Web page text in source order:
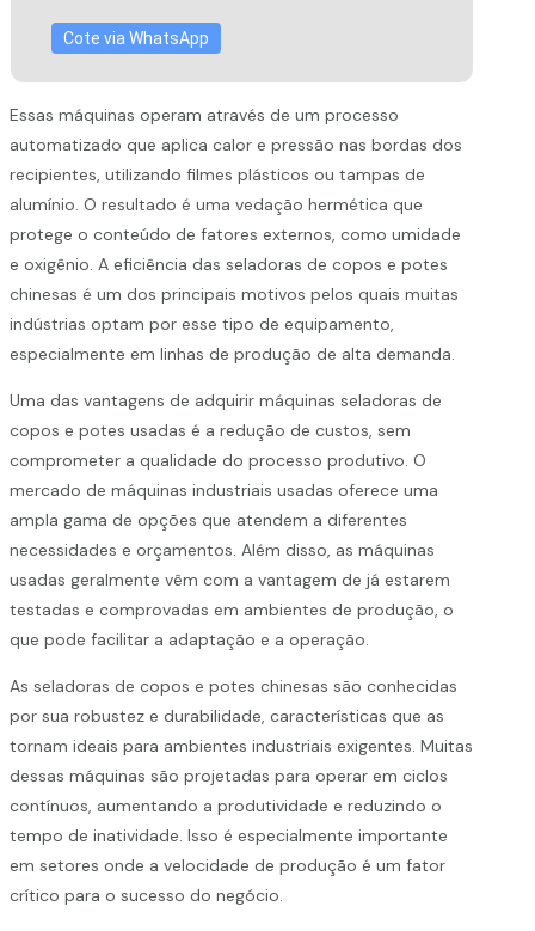
Cote via WhatsApp
Essas máquinas operam através de um processo
automatizado que aplica calor e pressão nas bordas dos
recipientes, utilizando filmes plásticos ou tampas de
alumínio. O resultado é uma vedação hermética que
protege o conteúdo de fatores externos, como umidade
e oxigênio. A eficiência das seladoras de copos e potes
chinesas é um dos principais motivos pelos quais muitas
indústrias optam por esse tipo de equipamento,
especialmente em linhas de produção de alta demanda.
Uma das vantagens de adquirir máquinas seladoras de
copos e potes usadas é a redução de custos, sem
comprometer a qualidade do processo produtivo. O
mercado de máquinas industriais usadas oferece uma
ampla gama de opções que atendem a diferentes
necessidades e orçamentos. Além disso, as máquinas
usadas geralmente vêm com a vantagem de já estarem
testadas e comprovadas em ambientes de produção, o
que pode facilitar a adaptação e a operação.
As seladoras de copos e potes chinesas são conhecidas
por sua robustez e durabilidade, características que as
tornam ideais para ambientes industriais exigentes. Muitas
dessas máquinas são projetadas para operar em ciclos
contínuos, aumentando a produtividade e reduzindo o
tempo de inatividade. Isso é especialmente importante
em setores onde a velocidade de produção é um fator
crítico para o sucesso do negócio.